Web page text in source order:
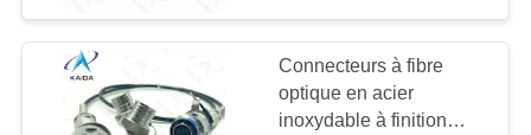
PLAN
SITE
Connecteurs à fibre
optique en acier
inoxydable à finition